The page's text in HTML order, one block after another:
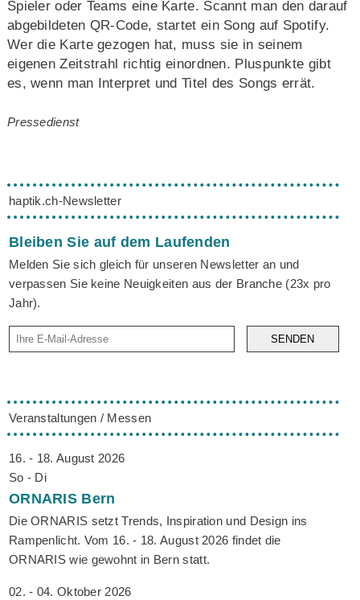
Spieler oder Teams eine Karte. Scannt man den darauf
abgebildeten QR-Code, startet ein Song auf Spotify.
Wer die Karte gezogen hat, muss sie in seinem
eigenen Zeitstrahl richtig einordnen. Pluspunkte gibt
es, wenn man Interpret und Titel des Songs errät.
Pressedienst
haptik.ch-Newsletter
Bleiben Sie auf dem Laufenden
Melden Sie sich gleich für unseren Newsletter an und
verpassen Sie keine Neuigkeiten aus der Branche (23x pro
Jahr).
SENDEN
Veranstaltungen / Messen
16. - 18. August 2026
So - Di
ORNARIS Bern
Die ORNARIS setzt Trends, Inspiration und Design ins
Rampenlicht. Vom 16. - 18. August 2026 findet die
ORNARIS wie gewohnt in Bern statt.
02. - 04. Oktober 2026